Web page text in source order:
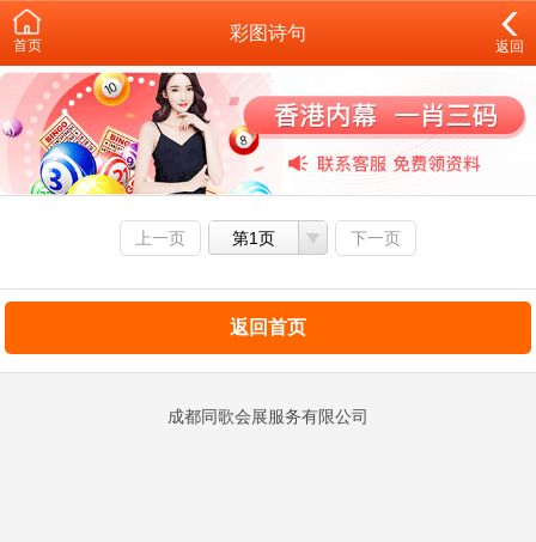
首页
彩图诗句
返回
上一页 第1页 下一页
返回首页
成都同歌会展服务有限公司